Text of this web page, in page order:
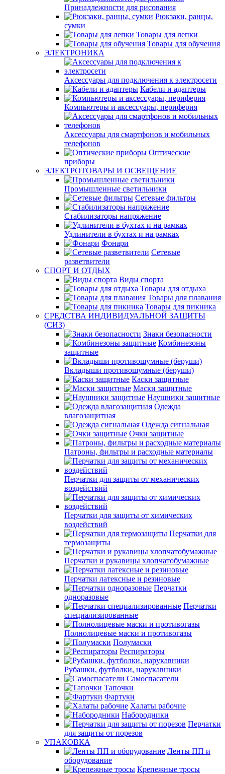
Принадлежности для рисования
Рюкзаки, ранцы,
сумки
Товары для лепки
Товары для обучения
ЭЛЕКТРОНИКА
Аксессуары для подключения к электросети
Кабели и адаптеры
Компьютеры и аксессуары, периферия
Аксессуары для смартфонов и мобильных
телефонов
Оптические
приборы
ЭЛЕКТРОТОВАРЫ И ОСВЕЩЕНИЕ
Промышленные светильники
Сетевые фильтры
Стабилизаторы напряжение
Удлинители в бухтах и на рамках
Фонари
Сетевые
разветвители
СПОРТ И ОТДЫХ
Виды спорта
Товары для отдыха
Товары для плавания
Товары для пикника
СРЕДСТВА ИНДИВИДУАЛЬНОЙ ЗАЩИТЫ
(СИЗ)
Знаки безопасности
Комбинезоны
защитные
Вкладыши противошумные (беруши)
Каски защитные
Маски защитные
Наушники защитные
Одежда
влагозащитная
Одежда сигнальная
Очки защитные
Патроны, фильтры и расходные материалы
Перчатки для защиты от механических
воздействий
Перчатки для защиты от химических
воздействий
Перчатки для
термозащиты
Перчатки и рукавицы хлопчатобумажные
Перчатки латексные и резиновые
Перчатки
одноразовые
Перчатки
специализированные
Полнолицевые маски и противогазы
Полумаски
Респираторы
Рубашки, футболки, нарукавники
Самоспасатели
Тапочки
Фартуки
Халаты рабочие
Набородники
Перчатки
для защиты от порезов
УПАКОВКА
Ленты ПП и
оборудование
Крепежные тросы